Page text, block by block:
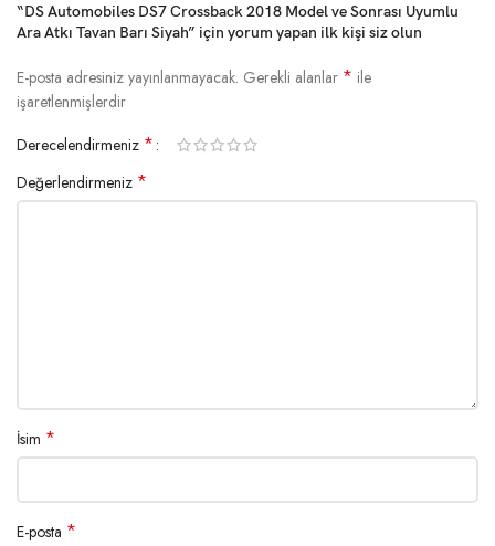
“DS Automobiles DS7 Crossback 2018 Model ve Sonrası Uyumlu
Ara Atkı Tavan Barı Siyah” için yorum yapan ilk kişi siz olun
E-posta adresiniz yayınlanmayacak. Gerekli alanlar * ile
işaretlenmişlerdir
Derecelendirmeniz *
Değerlendirmeniz *
İsim *
E-posta *